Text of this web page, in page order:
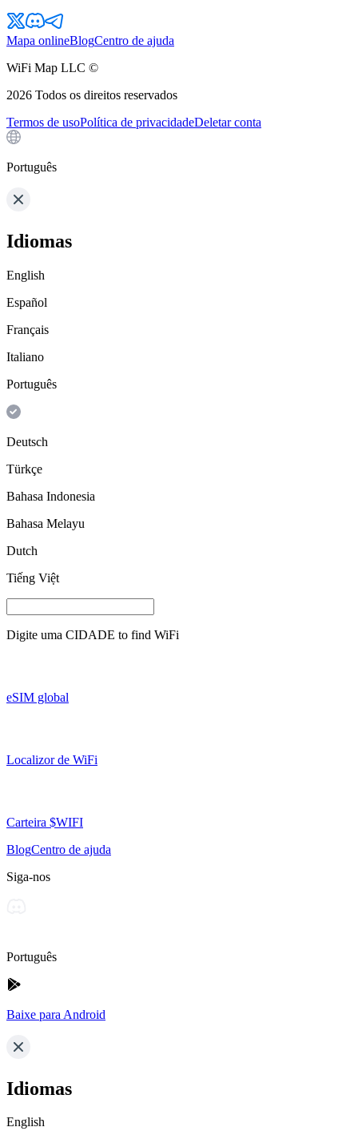
Mapa onlineBlogCentro de ajuda
WiFi Map LLC ©
2026 Todos os direitos reservados
Termos de usoPolítica de privacidadeDeletar conta
Português
Idiomas
English
Español
Français
Italiano
Português
Deutsch
Türkçe
Bahasa Indonesia
Bahasa Melayu
Dutch
Tiếng Việt
Digite uma CIDADE to find WiFi
eSIM global
Localizor de WiFi
Carteira $WIFI
BlogCentro de ajuda
Siga-nos
Português
Baixe para Android
Idiomas
English